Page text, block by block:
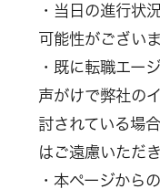
・当日の進行状
可能性がございま
・既に転職エー
声がけで弊社の
討されている場
はご遠慮いただ
・本ページから